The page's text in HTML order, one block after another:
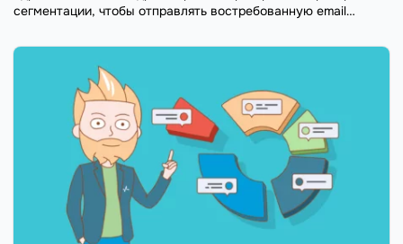
сегментации, чтобы отправлять востребованную email